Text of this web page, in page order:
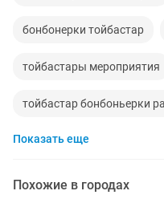
бонбонерки тойбастар
тойбастары мероприятия
тойбастар бонбоньерки
мед тойбастар
Показать еще
Похожие в городах